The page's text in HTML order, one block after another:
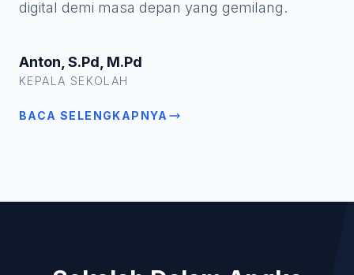
digital demi masa depan yang gemilang.
Anton, S.Pd, M.Pd
KEPALA SEKOLAH
BACA SELENGKAPNYA